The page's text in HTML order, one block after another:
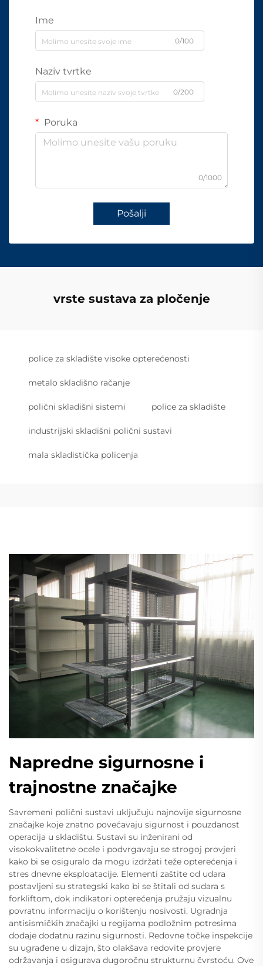
Ime
0/100
Naziv tvrtke
0/200
Poruka
0/1000
Pošalji
vrste sustava za pločenje
police za skladište visoke opterećenosti
metalo skladišno račanje
polični skladišni sistemi police za skladište
industrijski skladišni polični sustavi
mala skladistička policenja
Napredne sigurnosne i
trajnostne značajke
Savremeni polični sustavi uključuju najnovije sigurnosne
značajke koje znatno povećavaju sigurnost i pouzdanost
operacija u skladištu. Sustavi su inženirani od
visokokvalitetne ocele i podvrgavaju se strogoj provjeri
kako bi se osiguralo da mogu izdržati teže opterećenja i
stres dnevne eksploatacije. Elementi zaštite od udara
postavljeni su strategski kako bi se štitali od sudara s
forkliftom, dok indikatori opterećenja pružaju vizualnu
povratnu informaciju o korištenju nosivosti. Ugradnja
antisismičkih značajki u regijama podložnim potresima
dodaje dodatnu razinu sigurnosti. Redovne točke inspekcije
su ugrađene u dizajn, što olakšava redovite provjere
održavanja i osigurava dugoročnu strukturnu čvrstoću. Ove